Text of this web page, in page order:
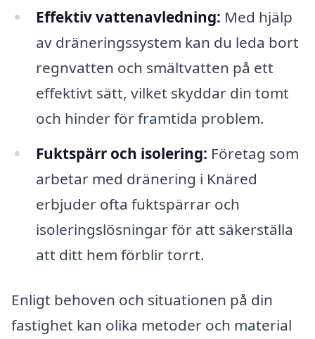
Effektiv vattenavledning: Med hjälp
av dräneringssystem kan du leda bort
regnvatten och smältvatten på ett
effektivt sätt, vilket skyddar din tomt
och hinder för framtida problem.
Fuktspärr och isolering: Företag som
arbetar med dränering i Knäred
erbjuder ofta fuktspärrar och
isoleringslösningar för att säkerställa
att ditt hem förblir torrt.
Enligt behoven och situationen på din
fastighet kan olika metoder och material